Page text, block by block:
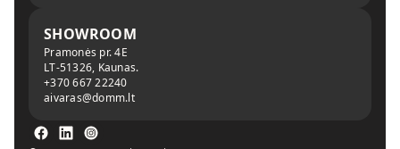
SHOWROOM
Pramonės pr. 4E
LT-51326, Kaunas.
+370 667 22240
aivaras@domm.lt